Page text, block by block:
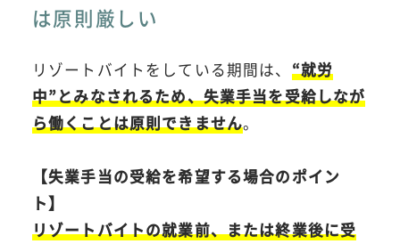
は原則厳しい
リゾートバイトをしている期間は、 “就労
中”とみなされるため、失業手当を受給しなが
ら働くことは原則できません。
【失業手当の受給を希望する場合のポイン
ト】
リゾートバイトの就業前、または終業後に受